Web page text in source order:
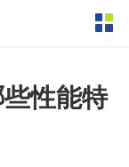
单轴撕碎机
性能特